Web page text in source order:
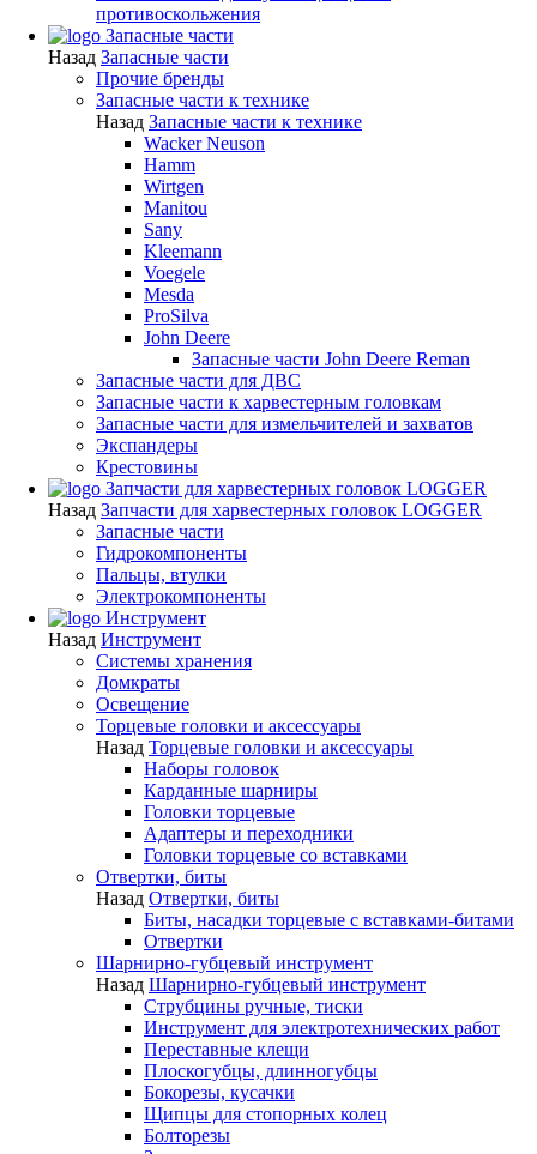
противоскольжения
Запасные части
Назад Запасные части
Прочие бренды
Запасные части к технике
Назад Запасные части к технике
Wacker Neuson
Hamm
Wirtgen
Manitou
Sany
Kleemann
Voegele
Mesda
ProSilva
John Deere
Запасные части John Deere Reman
Запасные части для ДВС
Запасные части к харвестерным головкам
Запасные части для измельчителей и захватов
Экспандеры
Крестовины
Запчасти для харвестерных головок LOGGER
Назад Запчасти для харвестерных головок LOGGER
Запасные части
Гидрокомпоненты
Пальцы, втулки
Электрокомпоненты
Инструмент
Назад Инструмент
Системы хранения
Домкраты
Освещение
Торцевые головки и аксессуары
Назад Торцевые головки и аксессуары
Наборы головок
Карданные шарниры
Головки торцевые
Адаптеры и переходники
Головки торцевые со вставками
Отвертки, биты
Назад Отвертки, биты
Биты, насадки торцевые с вставками-битами
Отвертки
Шарнирно-губцевый инструмент
Назад Шарнирно-губцевый инструмент
Струбцины ручные, тиски
Инструмент для электротехнических работ
Переставные клещи
Плоскогубцы, длинногубцы
Бокорезы, кусачки
Щипцы для стопорных колец
Болторезы